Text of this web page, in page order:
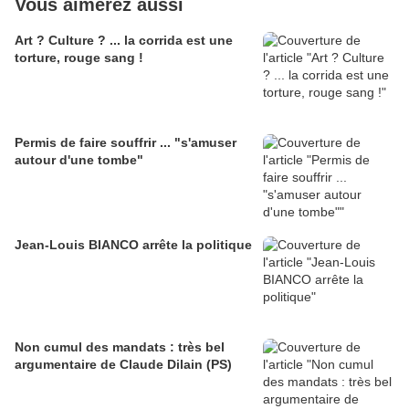
Vous aimerez aussi
Art ? Culture ? ... la corrida est une
torture, rouge sang !
Permis de faire souffrir ... "s'amuser
autour d'une tombe"
Jean-Louis BIANCO arrête la politique
Non cumul des mandats : très bel
argumentaire de Claude Dilain (PS)